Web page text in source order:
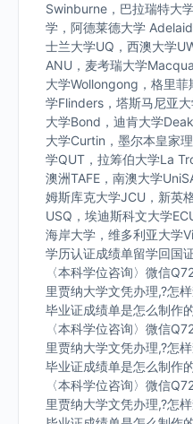
Swinburne，巴拉瑞特大
学，阿德莱德大学
士兰大学UQ，西澳大学
ANU，麦考瑞大学
大学Wollongong，格里
学Flinders，塔斯马尼亚
大学Bond，迪肯大学
大学Curtin，墨尔本皇家
学QUT，拉筹伯大学La
澳洲TAFE，南澳大学
姆斯库克大学JCU，新英
USQ，埃迪斯科文大学
海岸大学，维多利亚大学
学历认证成绩单留学回国
〈本科学位咨询〉微信
里贾纳大学文凭办理,?怎
毕业证成绩单是怎么制作
〈本科学位咨询〉微信
里贾纳大学文凭办理,?怎
毕业证成绩单是怎么制作
〈本科学位咨询〉微信
里贾纳大学文凭办理,?怎